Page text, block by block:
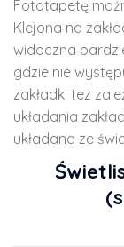
Fototapetę
Klejona na
widoczna
gdzie nie
zakładki tez
układania
układana ze